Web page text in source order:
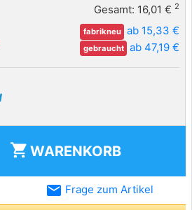
Gesamt: 16,01 € 2
fabrikneu ab 15,33 €
gebraucht ab 47,19 €
shopping_cart WARENKORB
email Frage zum Artikel